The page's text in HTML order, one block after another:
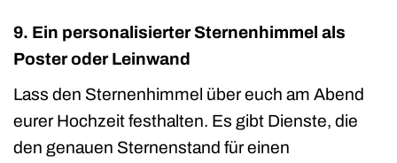
9. Ein personalisierter Sternenhimmel als
Poster oder Leinwand
Lass den Sternenhimmel über euch am Abend
eurer Hochzeit festhalten. Es gibt Dienste, die
den genauen Sternenstand für einen